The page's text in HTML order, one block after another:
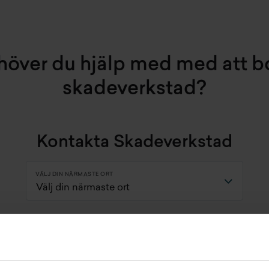
du hjälp med med att
skadeverkstad?
Kontakta Skadeverkstad
VÄLJ DIN NÄRMASTE ORT